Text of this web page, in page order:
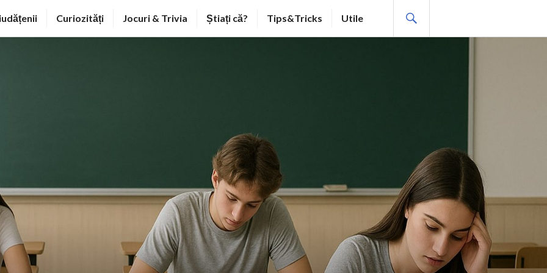
Curiozități Jocuri & Trivia Știați că? Tips&Tricks Utile